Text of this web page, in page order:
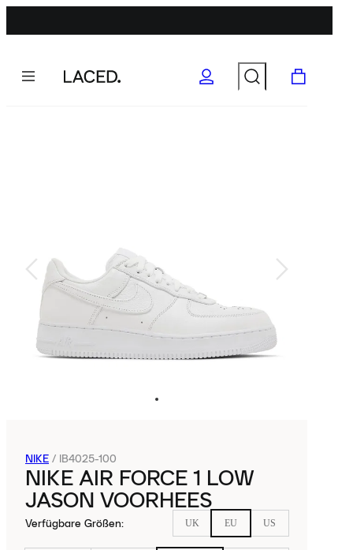
NIKE / IB4025-100
NIKE AIR FORCE 1 LOW
JASON VOORHEES
Verfügbare Größen: UK EU US